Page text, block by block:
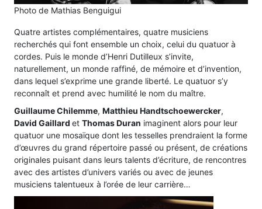
Photo de Mathias Benguigui
Quatre artistes complémentaires, quatre musiciens
recherchés qui font ensemble un choix, celui du quatuor à
cordes. Puis le monde d’Henri Dutilleux s’invite,
naturellement, un monde raffiné, de mémoire et d’invention,
dans lequel s’exprime une grande liberté. Le quatuor s’y
reconnaît et prend avec humilité le nom du maître.
Guillaume Chilemme, Matthieu Handtschoewercker,
David Gaillard et Thomas Duran imaginent alors pour leur
quatuor une mosaïque dont les tesselles prendraient la forme
d’œuvres du grand répertoire passé ou présent, de créations
originales puisant dans leurs talents d’écriture, de rencontres
avec des artistes d’univers variés ou avec de jeunes
musiciens talentueux à l’orée de leur carrière…